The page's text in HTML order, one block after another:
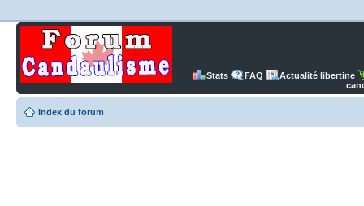
Stats FAQ
Actualité libertine
Index du forum